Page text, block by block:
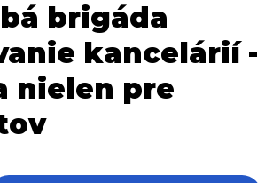
brigáda
kancelárií -
nielen pre